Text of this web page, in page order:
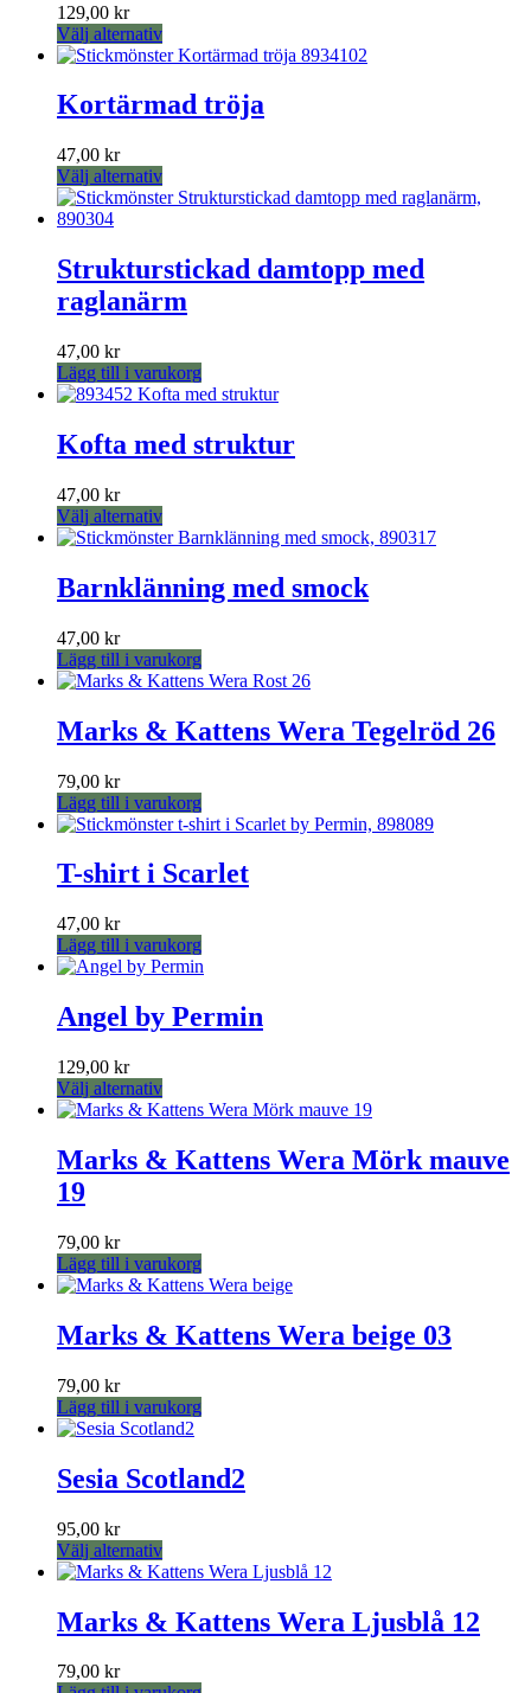
129,00 kr
Välj alternativDen
här
har
flera
olika
alternativen
på
produktsidan
Kortärmad tröja
47,00 kr
Välj alternativDen
här
flera
varianter.
De
kan
väljas
på
produktsidan
Strukturstickad damtopp med
raglanärm
47,00 kr
Lägg till i varukorg
Kofta med struktur
47,00 kr
Välj alternativDen
här
flera
olika
alternativen
väljas
på
Barnklänning med smock
47,00 kr
Lägg till i varukorg
Marks & Kattens Wera Tegelröd 26
79,00 kr
Lägg till i varukorg
T-shirt i Scarlet
47,00 kr
Lägg till i varukorg
Angel by Permin
129,00 kr
Välj alternativDen
här
har
flera
alternativen
kan
väljas
på
produktsidan
Marks & Kattens Wera Mörk mauve
19
79,00 kr
Lägg till i varukorg
Marks & Kattens Wera beige 03
79,00 kr
Lägg till i varukorg
Sesia Scotland2
95,00 kr
Välj alternativDen
här
har
flera
Marks & Kattens Wera Ljusblå 12
79,00 kr